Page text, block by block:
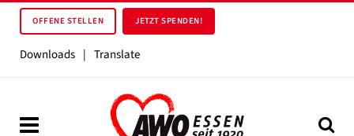
OFFENE STELLEN JETZT SPENDEN!
Downloads | Translate